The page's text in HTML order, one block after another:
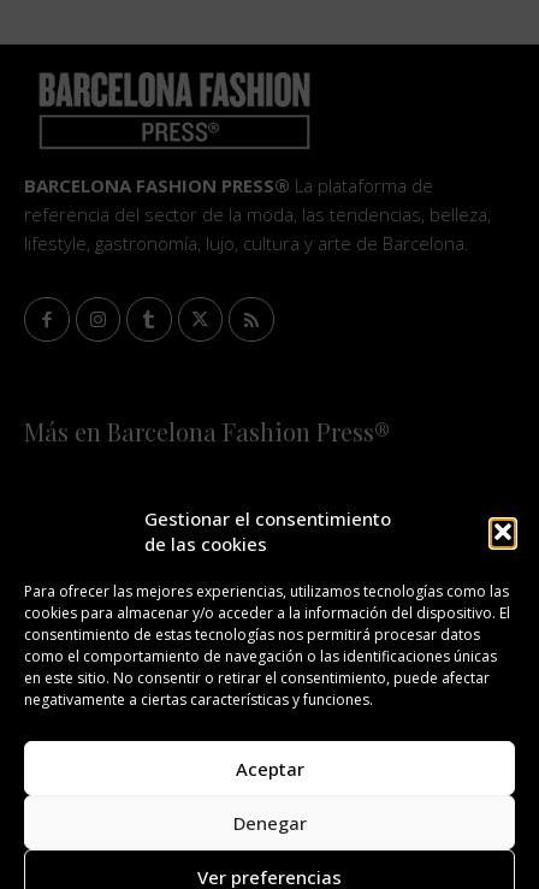
Gestionar el consentimiento
de las cookies
Para ofrecer las mejores experiencias, utilizamos tecnologías como las
cookies para almacenar y/o acceder a la información del dispositivo. El
consentimiento de estas tecnologías nos permitirá procesar datos
como el comportamiento de navegación o las identificaciones únicas
en este sitio. No consentir o retirar el consentimiento, puede afectar
negativamente a ciertas características y funciones.
Aceptar
Denegar
Ver preferencias
BARCELONA FASHION PRESS® La plataforma de
referencia del sector de la moda, las tendencias, belleza,
lifestyle, gastronomía, lujo, cultura y arte de Barcelona.
Más en Barcelona Fashion Press®
¡SUSCRÍBETE A NUESTRA FASHION NEWS!
CONTACTO REDACCIÓN PUBLICIDAD
ISSN 2385-4839 DL B 27443-2014
Todos los derechos reservados. Copyright 2008-2024.
Barcelona Fashion Press®/™ es una marca registrada.